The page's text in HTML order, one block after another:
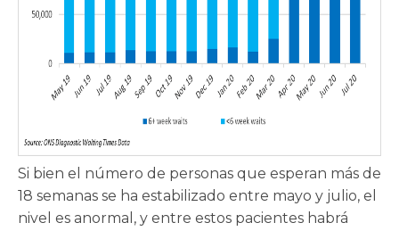
Si bien el número de personas que esperan más de
18 semanas se ha estabilizado entre mayo y julio, el
nivel es anormal, y entre estos pacientes habrá